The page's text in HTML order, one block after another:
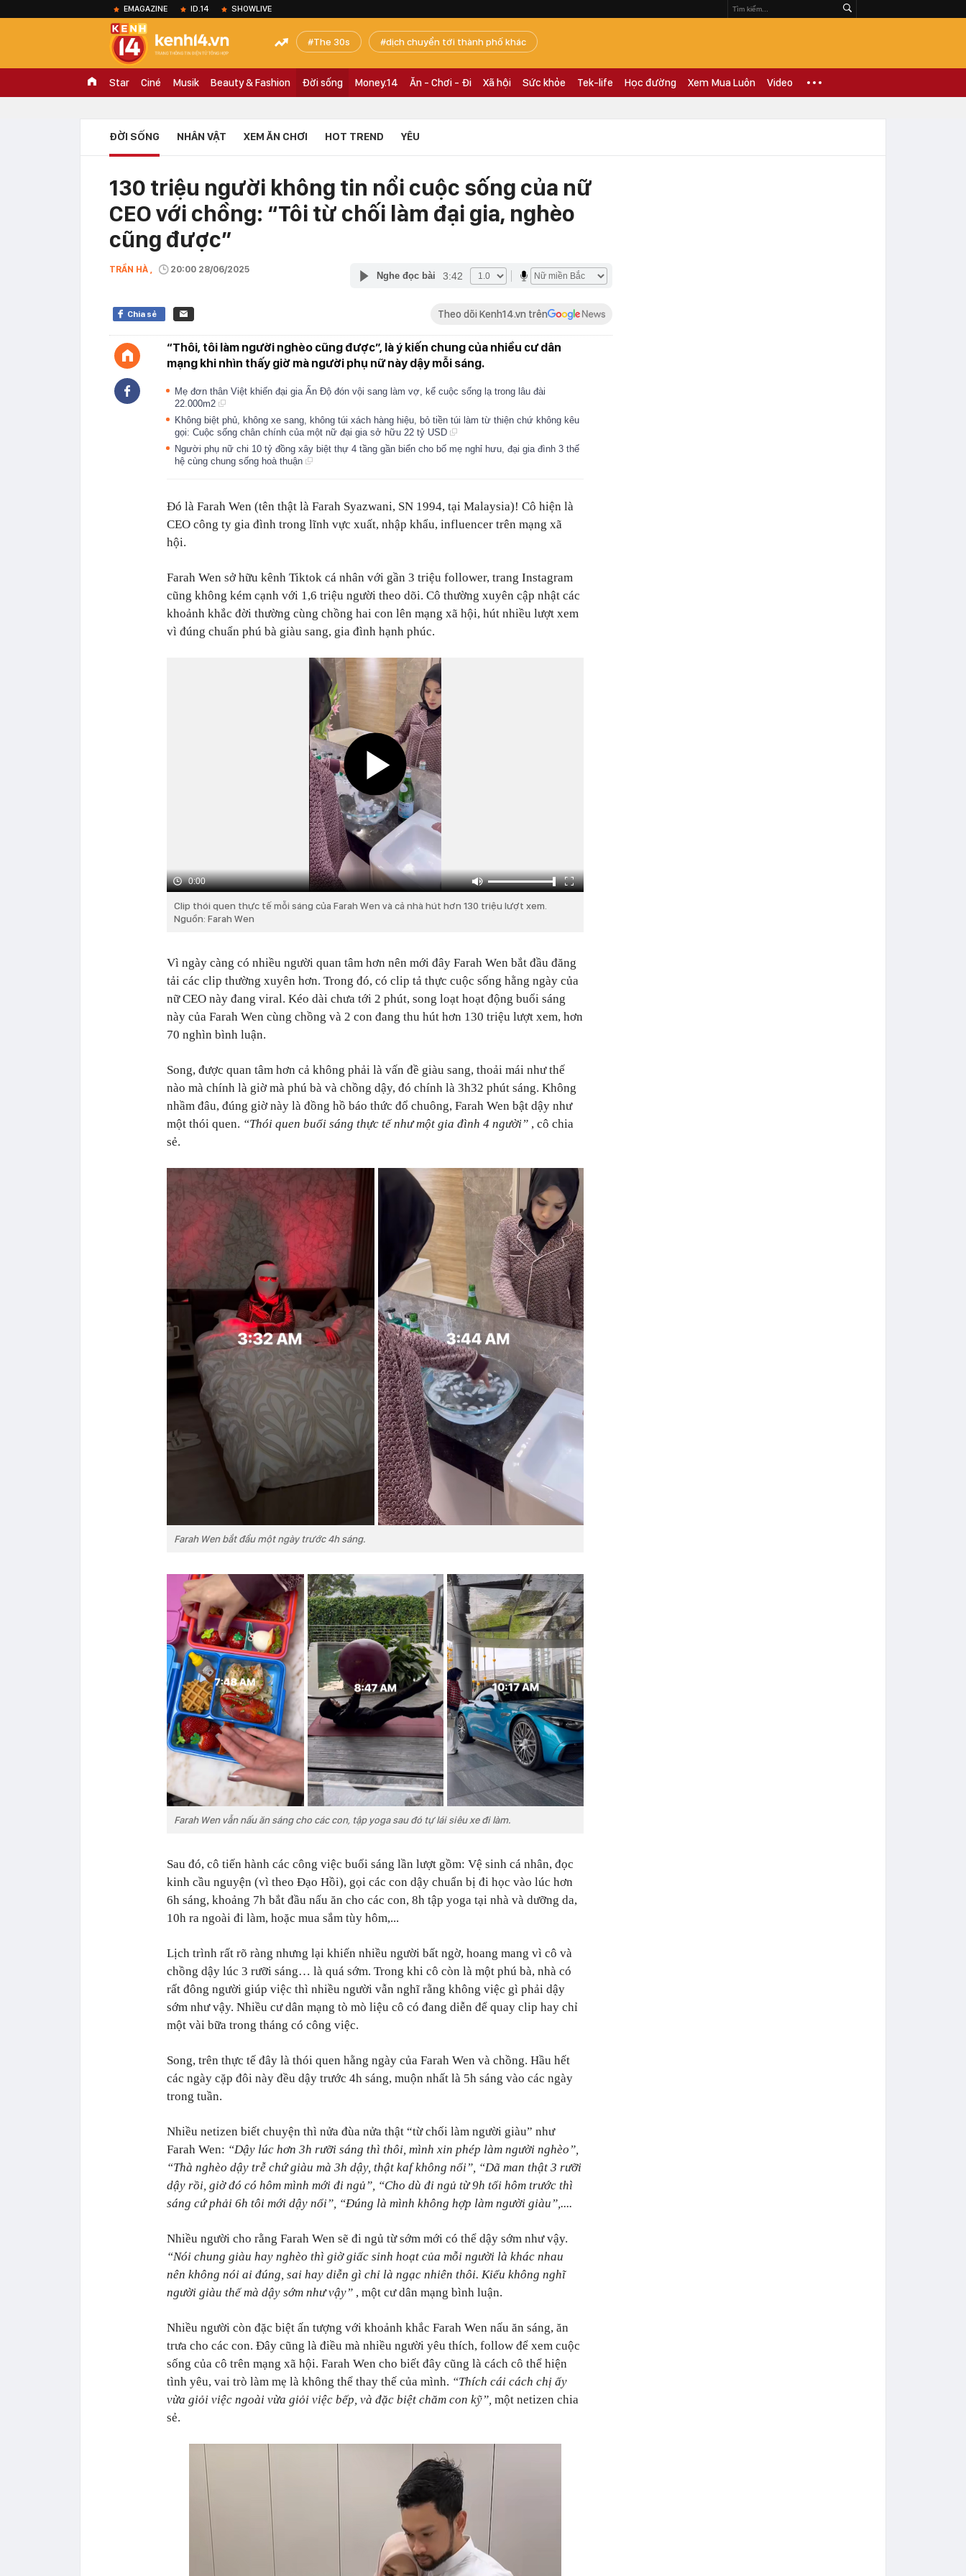
EMAGAZINE ID.14 SHOWLIVE
The 30s dịch chuyển tới thành phố khác
Star Ciné Musik Beauty & Fashion Đời sống Money.14 Ăn - Chơi - Đi Xã hội Sức khỏe Tek-life Học đường Xem Mua Luôn Video
ĐỜI SỐNG NHÂN VẬT XEM ĂN CHƠI HOT TREND YÊU
130 triệu người không tin nổi cuộc sống của nữ
CEO với chồng: “Tôi từ chối làm đại gia, nghèo
cũng được”
TRẦN HÀ , 20:00 28/06/2025
Nghe đọc bài 3:42
Chia sẻ Theo dõi Kenh14.vn trên
“Thôi, tôi làm người nghèo cũng được”, là ý kiến chung của nhiều cư dân
mạng khi nhìn thấy giờ mà người phụ nữ này dậy mỗi sáng.
Mẹ đơn thân Việt khiến đại gia Ấn Độ đón vội sang làm vợ, kể cuộc sống lạ trong lâu đài
22.000m2
Không biệt phủ, không xe sang, không túi xách hàng hiệu, bỏ tiền túi làm từ thiện chứ không kêu
gọi: Cuộc sống chân chính của một nữ đại gia sở hữu 22 tỷ USD
Người phụ nữ chi 10 tỷ đồng xây biệt thự 4 tầng gần biển cho bố mẹ nghỉ hưu, đại gia đình 3 thế
hệ cùng chung sống hoà thuận
Đó là Farah Wen (tên thật là Farah Syazwani, SN 1994, tại Malaysia)! Cô hiện là
CEO công ty gia đình trong lĩnh vực xuất, nhập khẩu, influencer trên mạng xã
hội.
Farah Wen sở hữu kênh Tiktok cá nhân với gần 3 triệu follower, trang Instagram
cũng không kém cạnh với 1,6 triệu người theo dõi. Cô thường xuyên cập nhật các
khoảnh khắc đời thường cùng chồng hai con lên mạng xã hội, hút nhiều lượt xem
vì đúng chuẩn phú bà giàu sang, gia đình hạnh phúc.
0:00
Clip thói quen thực tế mỗi sáng của Farah Wen và cả nhà hút hơn 130 triệu lượt xem.
Nguồn: Farah Wen
Vì ngày càng có nhiều người quan tâm hơn nên mới đây Farah Wen bắt đầu đăng
tải các clip thường xuyên hơn. Trong đó, có clip tả thực cuộc sống hằng ngày của
nữ CEO này đang viral. Kéo dài chưa tới 2 phút, song loạt hoạt động buổi sáng
này của Farah Wen cùng chồng và 2 con đang thu hút hơn 130 triệu lượt xem, hơn
70 nghìn bình luận.
Song, được quan tâm hơn cả không phải là vấn đề giàu sang, thoải mái như thế
nào mà chính là giờ mà phú bà và chồng dậy, đó chính là 3h32 phút sáng. Không
nhầm đâu, đúng giờ này là đồng hồ báo thức đổ chuông, Farah Wen bật dậy như
một thói quen. “Thói quen buổi sáng thực tế như một gia đình 4 người” , cô chia
sẻ.
Farah Wen bắt đầu một ngày trước 4h sáng.
Farah Wen vẫn nấu ăn sáng cho các con, tập yoga sau đó tự lái siêu xe đi làm.
Sau đó, cô tiến hành các công việc buổi sáng lần lượt gồm: Vệ sinh cá nhân, đọc
kinh cầu nguyện (vì theo Đạo Hồi), gọi các con dậy chuẩn bị đi học vào lúc hơn
6h sáng, khoảng 7h bắt đầu nấu ăn cho các con, 8h tập yoga tại nhà và dưỡng da,
10h ra ngoài đi làm, hoặc mua sắm tùy hôm,...
Lịch trình rất rõ ràng nhưng lại khiến nhiều người bất ngờ, hoang mang vì cô và
chồng dậy lúc 3 rưỡi sáng… là quá sớm. Trong khi cô còn là một phú bà, nhà có
rất đông người giúp việc thì nhiều người vẫn nghĩ rằng không việc gì phải dậy
sớm như vậy. Nhiều cư dân mạng tò mò liệu cô có đang diễn để quay clip hay chỉ
một vài bữa trong tháng có công việc.
Song, trên thực tế đây là thói quen hằng ngày của Farah Wen và chồng. Hầu hết
các ngày cặp đôi này đều dậy trước 4h sáng, muộn nhất là 5h sáng vào các ngày
trong tuần.
Nhiều netizen biết chuyện thì nửa đùa nửa thật “từ chối làm người giàu” như
Farah Wen: “Dậy lúc hơn 3h rưỡi sáng thì thôi, mình xin phép làm người nghèo”,
“Thà nghèo dậy trễ chứ giàu mà 3h dậy, thật kaf không nổi”, “Dã man thật 3 rưỡi
dậy rồi, giờ đó có hôm mình mới đi ngủ”, “Cho dù đi ngủ từ 9h tối hôm trước thì
sáng cứ phải 6h tôi mới dậy nổi”, “Đúng là mình không hợp làm người giàu”,....
Nhiều người cho rằng Farah Wen sẽ đi ngủ từ sớm mới có thể dậy sớm như vậy.
“Nói chung giàu hay nghèo thì giờ giấc sinh hoạt của mỗi người là khác nhau
nên không nói ai đúng, sai hay diễn gì chỉ là ngạc nhiên thôi. Kiểu không nghĩ
người giàu thế mà dậy sớm như vậy” , một cư dân mạng bình luận.
Nhiều người còn đặc biệt ấn tượng với khoảnh khắc Farah Wen nấu ăn sáng, ăn
trưa cho các con. Đây cũng là điều mà nhiều người yêu thích, follow để xem cuộc
sống của cô trên mạng xã hội. Farah Wen cho biết đây cũng là cách cô thể hiện
tình yêu, vai trò làm mẹ là không thể thay thế của mình. “Thích cái cách chị ấy
vừa giỏi việc ngoài vừa giỏi việc bếp, và đặc biệt chăm con kỹ”, một netizen chia
sẻ.